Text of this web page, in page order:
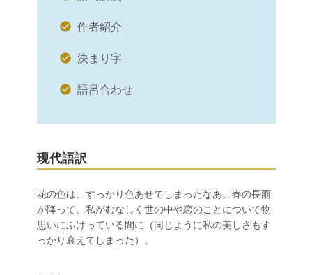
作者紹介
決まり字
語呂合わせ
現代語訳
花の色は、すっかり色あせてしまったなあ。春の長雨
が降って、私がむなしく世の中や恋のことについて物
思いにふけっている間に（同じように私の美しさもす
っかり衰えてしまった）。